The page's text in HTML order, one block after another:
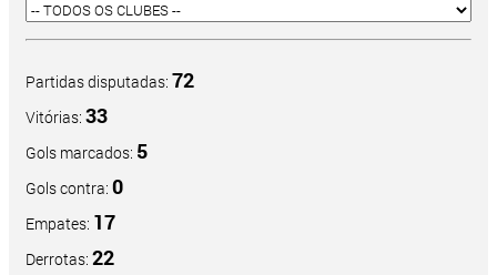
Partidas disputadas: 72
Vitórias: 33
Gols marcados: 5
Gols contra: 0
Empates: 17
Derrotas: 22